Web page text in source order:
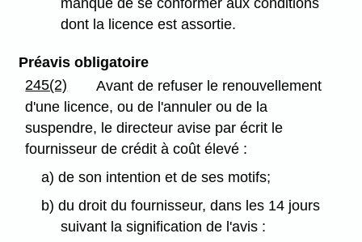
dont la licence est assortie.
Préavis obligatoire
245(2)
Avant de refuser le renouvellement
d'une licence, ou de l'annuler ou de la
suspendre, le directeur avise par écrit le
fournisseur de crédit à coût élevé :
a) de son intention et de ses motifs;
b) du droit du fournisseur, dans les 14 jours
suivant la signification de l'avis :